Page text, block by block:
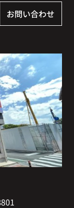
お問い合わせ